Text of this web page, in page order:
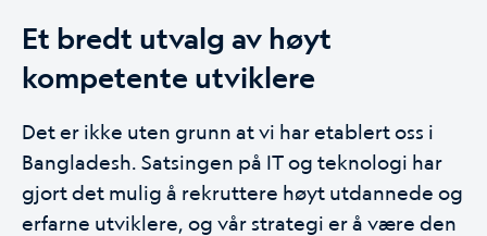
Et bredt utvalg av høyt
kompetente utviklere
Det er ikke uten grunn at vi har etablert oss i
Bangladesh. Satsingen på IT og teknologi har
gjort det mulig å rekruttere høyt utdannede og
erfarne utviklere, og vår strategi er å være den